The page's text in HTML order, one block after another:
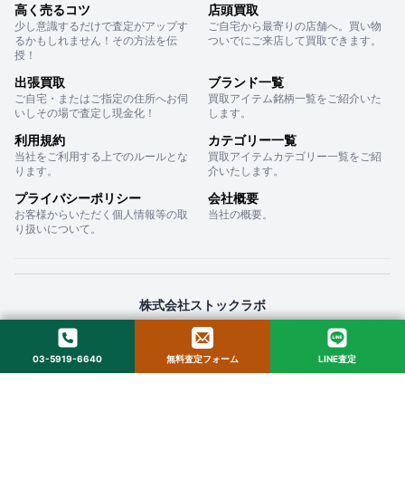
高く売るコツ
少し意識するだけで査定がアップす
るかもしれません！その方法を伝
授！
店頭買取
ご自宅から最寄りの店舗へ。買い物
ついでにご来店して買取できます。
出張買取
ご自宅・またはご指定の住所へお伺
いしその場で査定し現金化！
ブランド一覧
買取アイテム銘柄一覧をご紹介いた
します。
利用規約
当社をご利用する上でのルールとな
ります。
カテゴリー一覧
買取アイテムカテゴリー一覧をご紹
介いたします。
プライバシーポリシー
お客様からいただく個人情報等の取
り扱いについて。
会社概要
当社の概要。
株式会社ストックラボ
〒160-0022 東京都新宿区新宿２丁目１２−１６ セントフォービル ２０３
© 2025 StockLab. All Rights Reserved.
03-5919-6640 無料査定フォーム LINE査定